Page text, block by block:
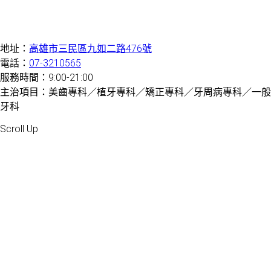
地址： 高雄市三民區九如二路476號
電話： 07-3210565
服務時間：9:00-21:00
主治項目：美齒專科／植牙專科／矯正專科／牙周病專科／一般
牙科
Scroll Up